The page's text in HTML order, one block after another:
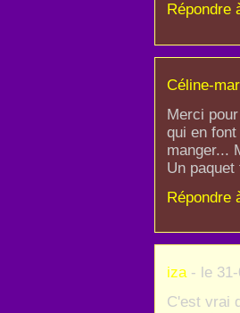
Répondre
Céline-
Merci
qui en
manger...
Un
Répondre
iza- le 31-
C'est vrai